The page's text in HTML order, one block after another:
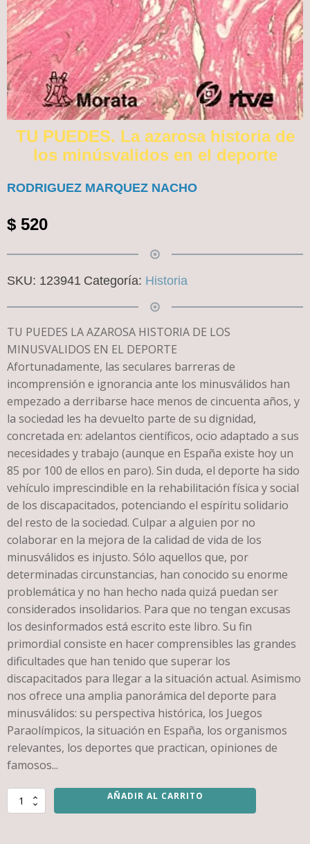
TU PUEDES. La azarosa historia de
los minúsvalidos en el deporte
RODRIGUEZ MARQUEZ NACHO
$ 520
SKU: 123941 Categoría: Historia
TU PUEDES LA AZAROSA HISTORIA DE LOS
MINUSVALIDOS EN EL DEPORTE
Afortunadamente, las seculares barreras de
incomprensión e ignorancia ante los minusválidos han
empezado a derribarse hace menos de cincuenta años, y
la sociedad les ha devuelto parte de su dignidad,
concretada en: adelantos científicos, ocio adaptado a sus
necesidades y trabajo (aunque en España existe hoy un
85 por 100 de ellos en paro). Sin duda, el deporte ha sido
vehículo imprescindible en la rehabilitación física y social
de los discapacitados, potenciando el espíritu solidario
del resto de la sociedad. Culpar a alguien por no
colaborar en la mejora de la calidad de vida de los
minusválidos es injusto. Sólo aquellos que, por
determinadas circunstancias, han conocido su enorme
problemática y no han hecho nada quizá puedan ser
considerados insolidarios. Para que no tengan excusas
los desinformados está escrito este libro. Su fin
primordial consiste en hacer comprensibles las grandes
dificultades que han tenido que superar los
discapacitados para llegar a la situación actual. Asimismo
nos ofrece una amplia panorámica del deporte para
minusválidos: su perspectiva histórica, los Juegos
Paraolímpicos, la situación en España, los organismos
relevantes, los deportes que practican, opiniones de
famosos...
PUEDES.
AÑADIR AL CARRITO